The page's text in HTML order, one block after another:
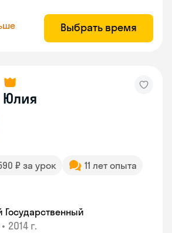
Выбрать время
Юлия
₽ за урок
11 лет опыта
Государственный
• 2014 г.